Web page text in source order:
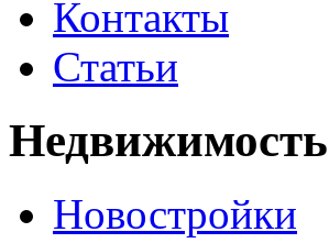
Контакты
Статьи
Новостройки